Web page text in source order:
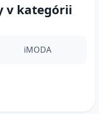
v kategórii
iMODA